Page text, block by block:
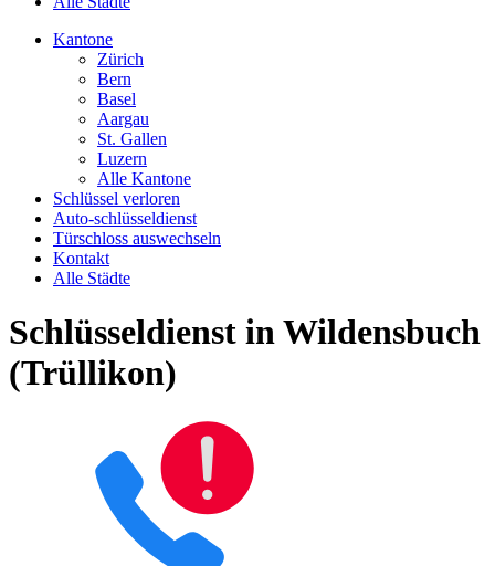
Kantone
Zürich
Bern
Basel
Aargau
St. Gallen
Luzern
Alle Kantone
Schlüssel verloren
Auto-schlüsseldienst
Türschloss auswechseln
Kontakt
Alle Städte
Schlüsseldienst in Wildensbuch
(Trüllikon)